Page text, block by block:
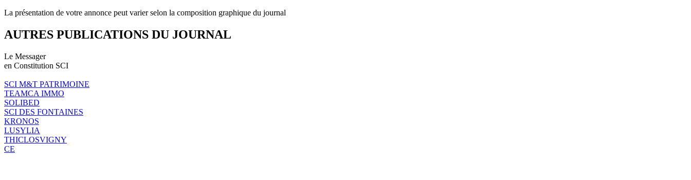
La présentation de votre annonce peut varier selon la composition graphique du journal
AUTRES PUBLICATIONS DU JOURNAL
Le Messager
en Constitution SCI
SCI M&T PATRIMOINE
TEAMCA IMMO
SOLIBED
SCI DES FONTAINES
KRONOS
LUSYLIA
THICLOSVIGNY
CE